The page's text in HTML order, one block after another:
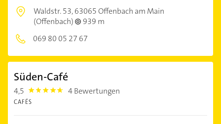
Waldstr. 53,63065 Offenbach am Main
(Offenbach)
939 m
069 80 05 27 67
Süden-Café
4,5 4.5 4 Bewertungen
CAFÉS